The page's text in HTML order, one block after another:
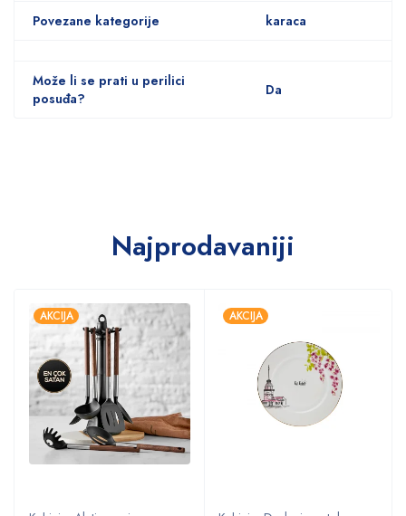
Povezane kategorije karaca
Može li se prati u perilici
posuđa?
Da
Najprodavaniji
AKCIJA AKCIJA